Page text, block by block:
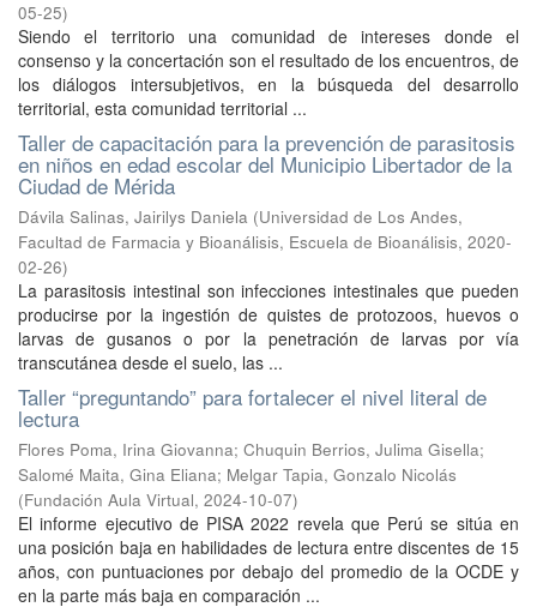
05-25)
Siendo el territorio una comunidad de intereses donde el
consenso y la concertación son el resultado de los encuentros, de
los diálogos intersubjetivos, en la búsqueda del desarrollo
territorial, esta comunidad territorial ...
Taller de capacitación para la prevención de parasitosis
en niños en edad escolar del Municipio Libertador de la
Ciudad de Mérida
Dávila Salinas, Jairilys Daniela (Universidad de Los Andes,
Facultad de Farmacia y Bioanálisis, Escuela de Bioanálisis, 2020-
02-26)
La parasitosis intestinal son infecciones intestinales que pueden
producirse por la ingestión de quistes de protozoos, huevos o
larvas de gusanos o por la penetración de larvas por vía
transcutánea desde el suelo, las ...
Taller “preguntando” para fortalecer el nivel literal de
lectura
Flores Poma, Irina Giovanna; Chuquin Berrios, Julima Gisella;
Salomé Maita, Gina Eliana; Melgar Tapia, Gonzalo Nicolás
(Fundación Aula Virtual, 2024-10-07)
El informe ejecutivo de PISA 2022 revela que Perú se sitúa en
una posición baja en habilidades de lectura entre discentes de 15
años, con puntuaciones por debajo del promedio de la OCDE y
en la parte más baja en comparación ...